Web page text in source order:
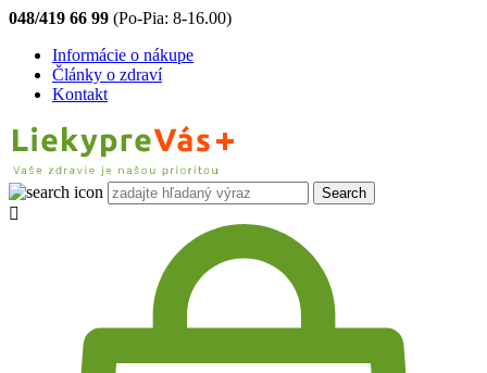
048/419 66 99 (Po-Pia: 8-16.00)
Informácie o nákupe
Články o zdraví
Kontakt